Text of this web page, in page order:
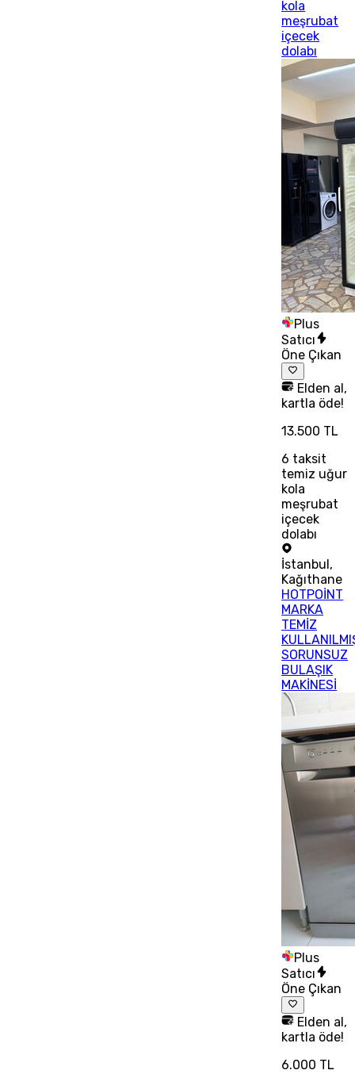
kola
meşrubat
içecek
dolabı
Plus
Satıcı
Öne Çıkan
Elden al,
kartla öde!
13.500 TL
6 taksit
temiz uğur
kola
meşrubat
içecek
dolabı
İstanbul,
Kağıthane
HOTPOİNT
MARKA
TEMİZ
SORUNSUZ
BULAŞIK
MAKİNESİ
Plus
Satıcı
Öne Çıkan
Elden al,
kartla öde!
6.000 TL